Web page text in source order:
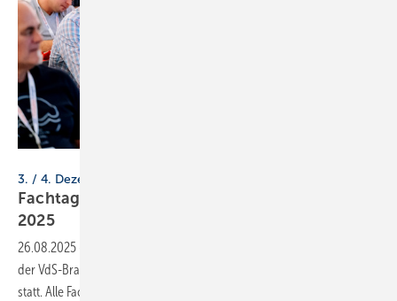
3. / 4. Dezember 2025, Köln
Fachtagungen auf den VdS-Brand­Schutz­Ta­gen
2025
26.08.2025
der VdS-BrandSchutzTage separat buchbare VdS-Fachtagungen
statt. Alle Fachtagungen im